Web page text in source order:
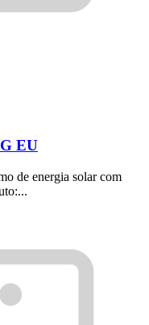
EU
de energia solar com